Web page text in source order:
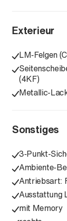
Exterieur
LM-Felgen
(4KF)
Metallic-
Sonstiges
3-Punkt-
Ambiente-
Antriebsart:
Ausstattung
mit Memory